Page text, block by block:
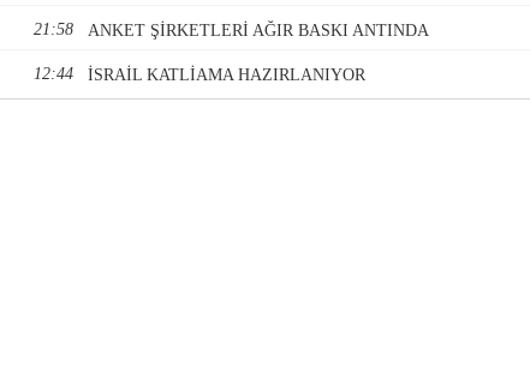
21:58 ANKET ŞİRKETLERİ AĞIR BASKI ANTINDA
12:44 İSRAİL KATLİAMA HAZIRLANIYOR